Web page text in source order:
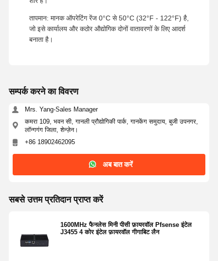
प्र: क्या डिवाइस 24/7 चल सकता है? ऑपरेटिंग तापमान सीमा क्या है?
ए: हाँ। Qotom मिनी पीसी 24/7 निरंतर संचालन का समर्थन करने के
शोर है।
तापमान: मानक ऑपरेटिंग रेंज 0°C से 50°C (32°F - 122°F) है,
जो इसे कार्यालय और कठोर औद्योगिक दोनों वातावरणों के लिए आदर्श
बनाता है।
Mrs. Yang-Sales Manager
+86 18902462095
3:43 PM
Good day, what product are you looking for?